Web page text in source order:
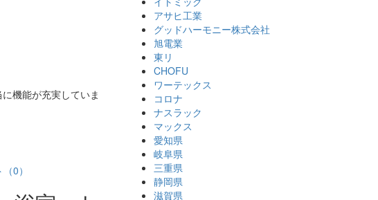
機能が充実していま
0）
アサヒ工業
グッドハーモニー株式会社
旭電業
東リ
CHOFU
ワーテックス
コロナ
ナスラック
マックス
愛知県
岐阜県
三重県
静岡県
滋賀県